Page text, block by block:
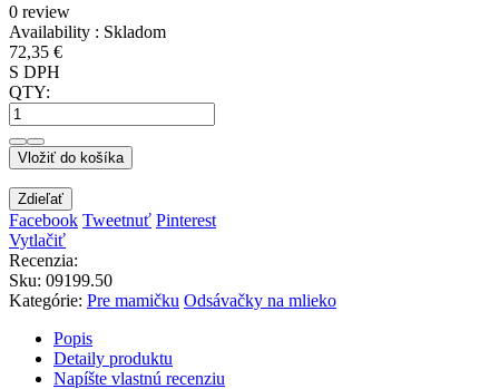
0 review
Availability : Skladom
72,35 €
S DPH
QTY:
Vložiť do košíka
Zdieľať
Facebook Tweetnuť Pinterest
Vytlačiť
Recenzia:
Sku: 09199.50
Kategórie: Pre mamičku Odsávačky na mlieko
Popis
Detaily produktu
Napíšte vlastnú recenziu